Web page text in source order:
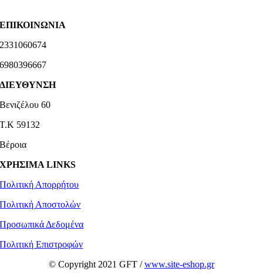
ΕΠΙΚΟΙΝΩΝΙΑ
2331060674
6980396667
ΔΙΕΥΘΥΝΣΗ
Βενιζέλου 60
Τ.Κ 59132
Βέροια
ΧΡΗΣΙΜΑ LINKS
Πολιτική Απορρήτου
Πολιτική Αποστολών
Προσωπικά Δεδομένα
Πολιτική Επιστροφών
© Copyright 2021 GFT /www.site-eshop.gr